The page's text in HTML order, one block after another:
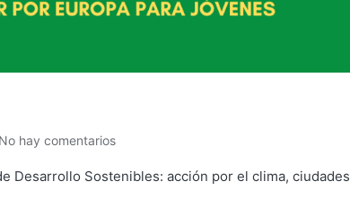
No hay comentarios
Desarrollo Sostenibles: acción por el clima, ciudades